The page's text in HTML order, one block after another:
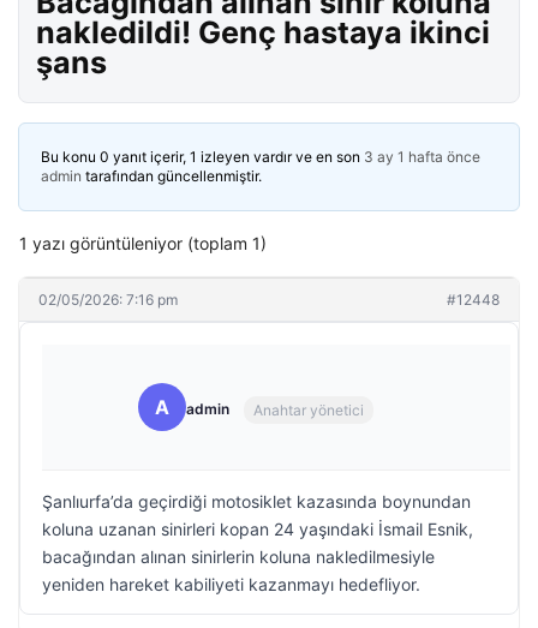
nakledildi! Genç hastaya ikinci
şans
Bu konu 0 yanıt içerir, 1 izleyen vardır ve en son 3 ay 1 hafta önce
admin tarafından güncellenmiştir.
1 yazı görüntüleniyor (toplam 1)
02/05/2026: 7:16 pm #12448
A admin Anahtar yönetici
Şanlıurfa’da geçirdiği motosiklet kazasında boynundan
koluna uzanan sinirleri kopan 24 yaşındaki İsmail Esnik,
bacağından alınan sinirlerin koluna nakledilmesiyle
yeniden hareket kabiliyeti kazanmayı hedefliyor.